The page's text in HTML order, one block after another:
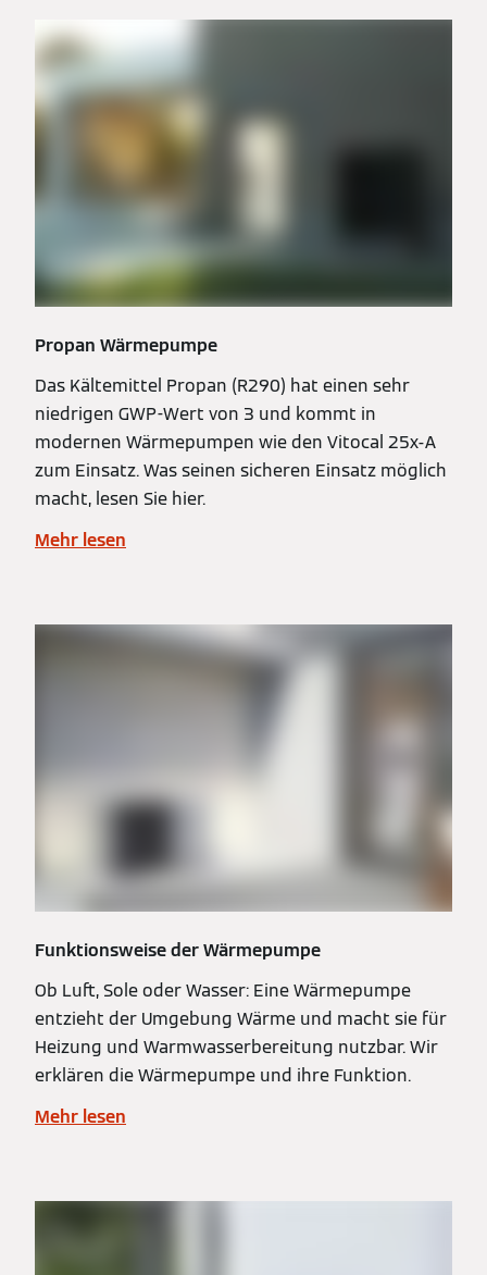
Propan Wärmepumpe
Das Kältemittel Propan (R290) hat einen sehr
niedrigen GWP-Wert von 3 und kommt in
modernen Wärmepumpen wie den Vitocal 25x-A
zum Einsatz. Was seinen sicheren Einsatz möglich
macht, lesen Sie hier.
Mehr lesen
Funktionsweise der Wärmepumpe
Ob Luft, Sole oder Wasser: Eine Wärmepumpe
entzieht der Umgebung Wärme und macht sie für
Heizung und Warmwasserbereitung nutzbar. Wir
erklären die Wärmepumpe und ihre Funktion.
Mehr lesen